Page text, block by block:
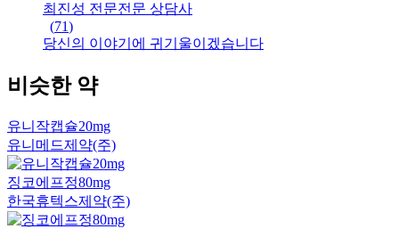
최진성 전문전문 상담사
(71)
당신의 이야기에 귀기울이겠습니다
비슷한 약
유니작캡슐20mg
유니메드제약(주)
징코에프정80mg
한국휴텍스제약(주)